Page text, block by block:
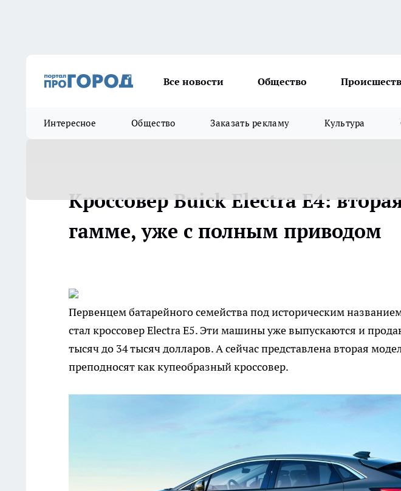
Все новости Общество
Интересное Общество Заказать рекламу Культура
Кроссовер Buick Electra E4:
гамме, уже с полным приводом
Первенцем батарейного семейства под историческим
стал кроссовер Electra E5. Эти машины уже выпускаются и
тысяч до 34 тысяч долларов. А сейчас представлена вторая
преподносят как купеобразный кроссовер.